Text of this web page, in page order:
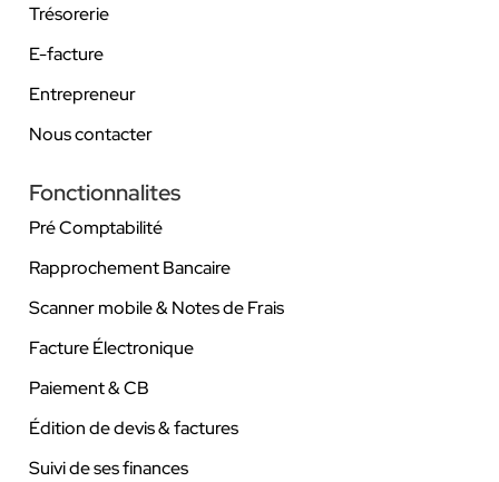
Trésorerie
E-facture
Entrepreneur
Nous contacter
Fonctionnalites
Pré Comptabilité
Rapprochement Bancaire
Scanner mobile & Notes de Frais
Facture Électronique
Paiement & CB
Édition de devis & factures
Suivi de ses finances